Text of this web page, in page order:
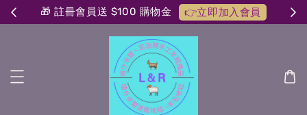
🎁 註冊會員送 $100 購物金 👉立即加入會員